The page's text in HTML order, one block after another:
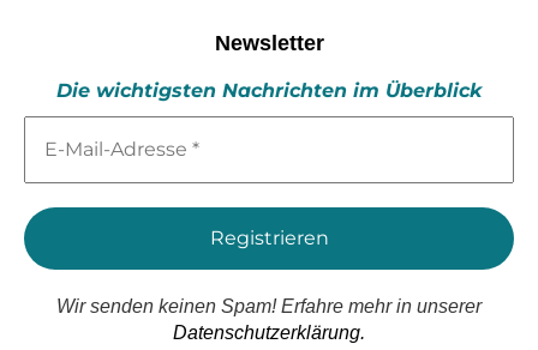
Newsletter
Die wichtigsten Nachrichten im Überblick
Mail-
*
Wir senden keinen Spam! Erfahre mehr in unserer
Datenschutzerklärung.